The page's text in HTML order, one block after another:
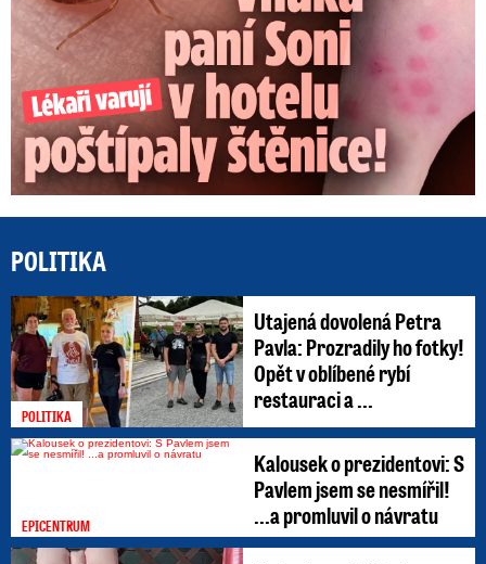
POLITIKA
POLITIKA
Utajená dovolená Petra
Pavla: Prozradily ho fotky!
Opět v oblíbené rybí
restauraci a ...
EPICENTRUM
Kalousek o prezidentovi: S
Pavlem jsem se nesmířil!
...a promluvil o návratu